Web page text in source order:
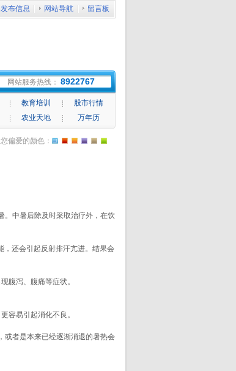
发布信息 网站导航 留言板
网站服务热线： 8922767
教育培训
股市行情
农业天地 万年历
偏爱的颜色：
中暑后除及时采取治疗外，在饮
还会引起反射排汗亢进。结果会
腹泻、腹痛等症状。
容易引起消化不良。
者是本来已经逐渐消退的暑热会